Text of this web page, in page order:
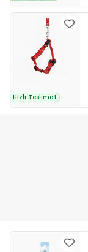
Hızlı Teslimat